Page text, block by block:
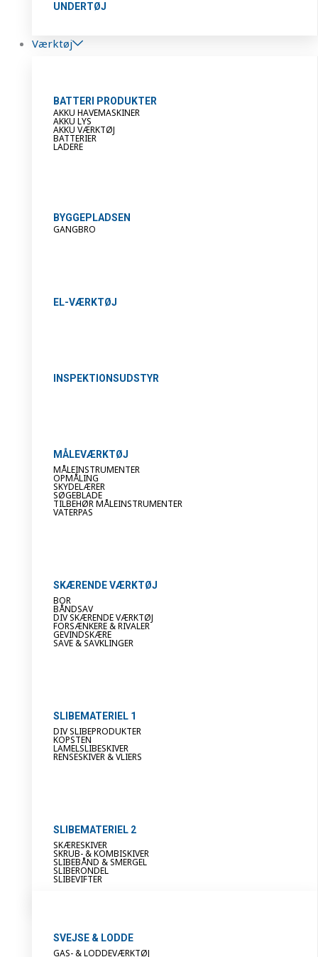
UNDERTØJ
Værktøj
BATTERI PRODUKTER
AKKU HAVEMASKINER
AKKU LYS
AKKU VÆRKTØJ
BATTERIER
LADERE
BYGGEPLADSEN
GANGBRO
EL-VÆRKTØJ
INSPEKTIONSUDSTYR
MÅLEVÆRKTØJ
MÅLEINSTRUMENTER
OPMÅLING
SKYDELÆRER
SØGEBLADE
TILBEHØR MÅLEINSTRUMENTER
VATERPAS
SKÆRENDE VÆRKTØJ
BOR
BÅNDSAV
DIV SKÆRENDE VÆRKTØJ
FORSÆNKERE & RIVALER
GEVINDSKÆRE
SAVE & SAVKLINGER
SLIBEMATERIEL 1
DIV SLIBEPRODUKTER
KOPSTEN
LAMELSLIBESKIVER
RENSESKIVER & VLIERS
SLIBEMATERIEL 2
SKÆRESKIVER
SKRUB- & KOMBISKIVER
SLIBEBÅND & SMERGEL
SLIBERONDEL
SLIBEVIFTER
SVEJSE & LODDE
GAS- & LODDEVÆRKTØJ